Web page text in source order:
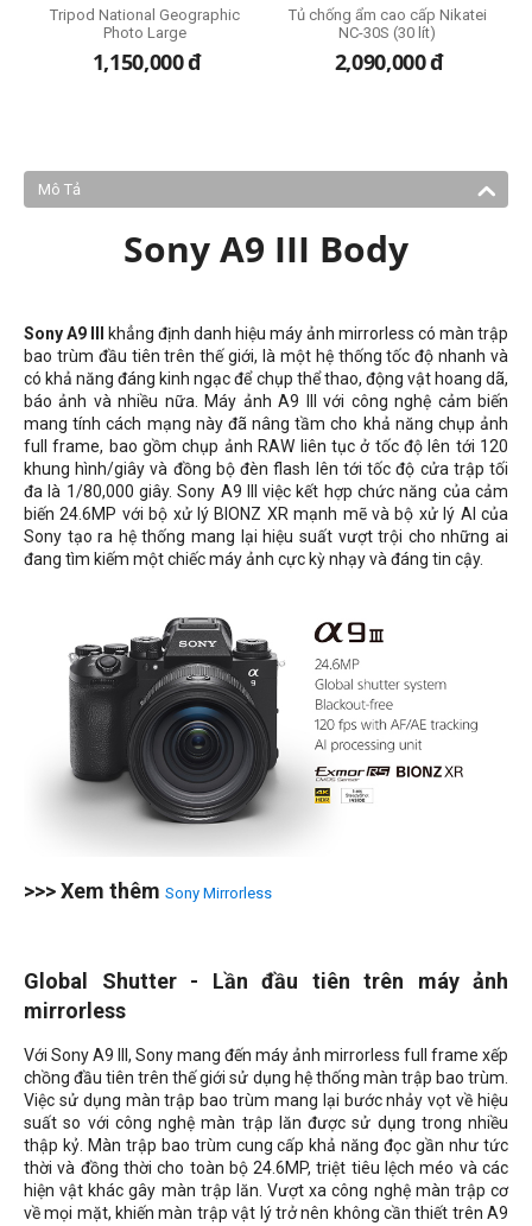
Tripod National Geographic
Photo Large
1,150,000đ
Tủ chống ẩm cao cấp Nikatei
NC-30S (30 lít)
2,090,000đ
Mô Tả
Sony A9 III Body
Sony A9 III
khẳng định danh hiệu máy ảnh mirrorless có màn trập
bao trùm đầu tiên trên thế giới, là một hệ thống tốc độ nhanh và
có khả năng đáng kinh ngạc để chụp thể thao, động vật hoang dã,
báo ảnh và nhiều nữa. Máy ảnh A9 III với công nghệ cảm biến
mang tính cách mạng này đã nâng tầm cho khả năng chụp ảnh
full frame, bao gồm chụp ảnh RAW liên tục ở tốc độ lên tới 120
khung hình/giây và đồng bộ đèn flash lên tới tốc độ cửa trập tối
đa là 1/80,000 giây. Sony A9 III việc kết hợp chức năng của cảm
biến 24.6MP với bộ xử lý BIONZ XR mạnh mẽ và bộ xử lý AI của
Sony tạo ra hệ thống mang lại hiệu suất vượt trội cho những ai
đang tìm kiếm một chiếc máy ảnh cực kỳ nhạy và đáng tin cậy.
>>> Xem thêm Sony Mirrorless
Global Shutter - Lần đầu tiên trên máy ảnh
mirrorless
Với Sony A9 III, Sony mang đến máy ảnh mirrorless full frame xếp
chồng đầu tiên trên thế giới sử dụng hệ thống màn trập bao trùm.
Việc sử dụng màn trập bao trùm mang lại bước nhảy vọt về hiệu
suất so với công nghệ màn trập lăn được sử dụng trong nhiều
thập kỷ. Màn trập bao trùm cung cấp khả năng đọc gần như tức
thời và đồng thời cho toàn bộ 24.6MP, triệt tiêu lệch méo và các
hiện vật khác gây màn trập lăn. Vượt xa công nghệ màn trập cơ
về mọi mặt, khiến màn trập vật lý trở nên không cần thiết trên A9